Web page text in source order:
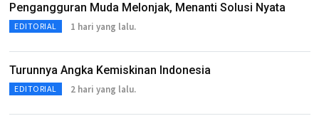
Pengangguran Muda Melonjak, Menanti Solusi Nyata
EDITORIAL 1 hari yang lalu.
Turunnya Angka Kemiskinan Indonesia
EDITORIAL 2 hari yang lalu.